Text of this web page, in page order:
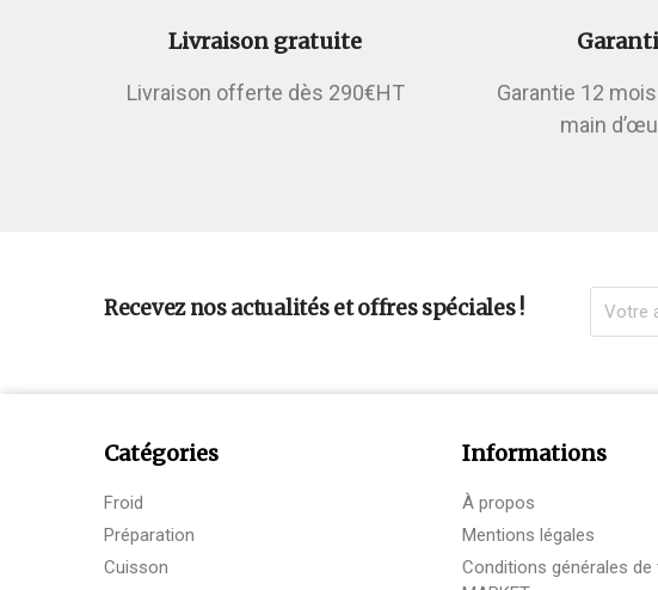
Livraison gratuite
Livraison offerte dès 290€HT
Garantie 12
main
Recevez nos actualités et offres spéciales !
Catégories
Froid
Préparation
Cuisson
Informations
À propos
Mentions légales
Conditions générales de